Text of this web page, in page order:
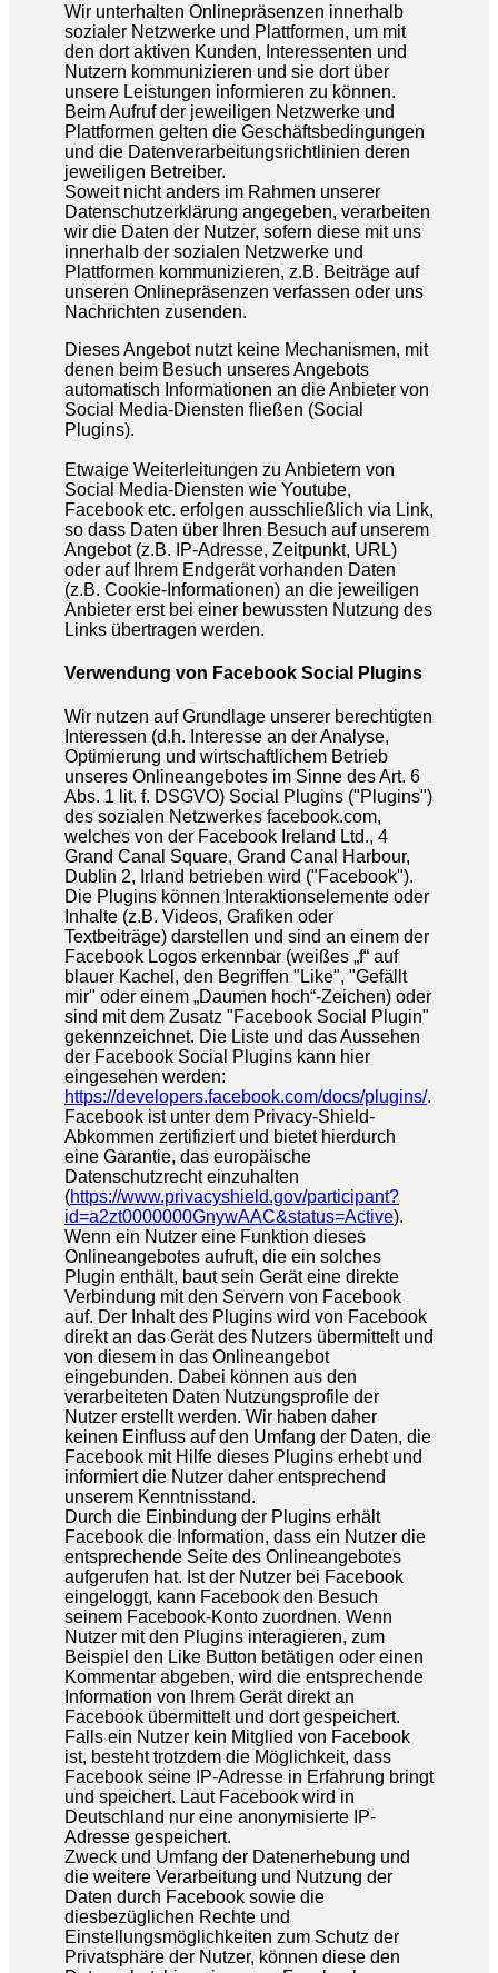
Wir unterhalten Onlinepräsenzen innerhalb
sozialer Netzwerke und Plattformen, um mit
den dort aktiven Kunden, Interessenten und
Nutzern kommunizieren und sie dort über
unsere Leistungen informieren zu können.
Beim Aufruf der jeweiligen Netzwerke und
Plattformen gelten die Geschäftsbedingungen
und die Datenverarbeitungsrichtlinien deren
jeweiligen Betreiber.
Soweit nicht anders im Rahmen unserer
Datenschutzerklärung angegeben, verarbeiten
wir die Daten der Nutzer, sofern diese mit uns
innerhalb der sozialen Netzwerke und
Plattformen kommunizieren, z.B. Beiträge auf
unseren Onlinepräsenzen verfassen oder uns
Nachrichten zusenden.
Dieses Angebot nutzt keine Mechanismen, mit
denen beim Besuch unseres Angebots
automatisch Informationen an die Anbieter von
Social Media-Diensten fließen (Social
Plugins).
Etwaige Weiterleitungen zu Anbietern von
Social Media-Diensten wie Youtube,
Facebook etc. erfolgen ausschließlich via Link,
so dass Daten über Ihren Besuch auf unserem
Angebot (z.B. IP-Adresse, Zeitpunkt, URL)
oder auf Ihrem Endgerät vorhanden Daten
(z.B. Cookie-Informationen) an die jeweiligen
Anbieter erst bei einer bewussten Nutzung des
Links übertragen werden.
Verwendung von Facebook Social Plugins
Wir nutzen auf Grundlage unserer berechtigten
Interessen (d.h. Interesse an der Analyse,
Optimierung und wirtschaftlichem Betrieb
unseres Onlineangebotes im Sinne des Art. 6
Abs. 1 lit. f. DSGVO) Social Plugins ("Plugins")
des sozialen Netzwerkes facebook.com,
welches von der Facebook Ireland Ltd., 4
Grand Canal Square, Grand Canal Harbour,
Dublin 2, Irland betrieben wird ("Facebook").
Die Plugins können Interaktionselemente oder
Inhalte (z.B. Videos, Grafiken oder
Textbeiträge) darstellen und sind an einem der
Facebook Logos erkennbar (weißes „f“ auf
blauer Kachel, den Begriffen "Like", "Gefällt
mir" oder einem „Daumen hoch“-Zeichen) oder
sind mit dem Zusatz "Facebook Social Plugin"
gekennzeichnet. Die Liste und das Aussehen
der Facebook Social Plugins kann hier
eingesehen werden:
https://developers.facebook.com/docs/plugins/.
Facebook ist unter dem Privacy-Shield-
Abkommen zertifiziert und bietet hierdurch
eine Garantie, das europäische
Datenschutzrecht einzuhalten
(https://www.privacyshield.gov/participant?
id=a2zt0000000GnywAAC&status=Active).
Wenn ein Nutzer eine Funktion dieses
Onlineangebotes aufruft, die ein solches
Plugin enthält, baut sein Gerät eine direkte
Verbindung mit den Servern von Facebook
auf. Der Inhalt des Plugins wird von Facebook
direkt an das Gerät des Nutzers übermittelt und
von diesem in das Onlineangebot
eingebunden. Dabei können aus den
verarbeiteten Daten Nutzungsprofile der
Nutzer erstellt werden. Wir haben daher
keinen Einfluss auf den Umfang der Daten, die
Facebook mit Hilfe dieses Plugins erhebt und
informiert die Nutzer daher entsprechend
unserem Kenntnisstand.
Durch die Einbindung der Plugins erhält
Facebook die Information, dass ein Nutzer die
entsprechende Seite des Onlineangebotes
aufgerufen hat. Ist der Nutzer bei Facebook
eingeloggt, kann Facebook den Besuch
seinem Facebook-Konto zuordnen. Wenn
Nutzer mit den Plugins interagieren, zum
Beispiel den Like Button betätigen oder einen
Kommentar abgeben, wird die entsprechende
Information von Ihrem Gerät direkt an
Facebook übermittelt und dort gespeichert.
Falls ein Nutzer kein Mitglied von Facebook
ist, besteht trotzdem die Möglichkeit, dass
Facebook seine IP-Adresse in Erfahrung bringt
und speichert. Laut Facebook wird in
Deutschland nur eine anonymisierte IP-
Adresse gespeichert.
Zweck und Umfang der Datenerhebung und
die weitere Verarbeitung und Nutzung der
Daten durch Facebook sowie die
diesbezüglichen Rechte und
Einstellungsmöglichkeiten zum Schutz der
Privatsphäre der Nutzer, können diese den